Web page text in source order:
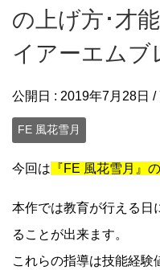
の上げ方･才
イアーエムブ
公開日 : 2019年7月28日 /
FE 風花雪月
今回は 『FE 風花雪月』
本作では教育が行える日
ることが出来ます。
これらの指導は技能経験